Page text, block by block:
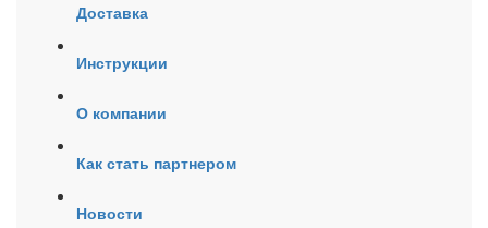
Доставка
Инструкции
О компании
Как стать партнером
Новости